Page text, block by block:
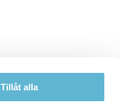
Tillåt alla